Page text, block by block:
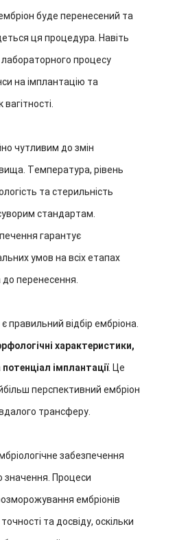
буде перенесений та
ця процедура. Навіть
процесу
на імплантацію та
чутливим до змін
Температура, рівень
та стерильність
стандартам.
гарантує
умов на всіх етапах
до перенесення.
відбір ембріона.
характеристики,
імплантації. Це
перспективний ембріон
трансферу.
забезпечення
значення. Процеси
ембріонів
та досвіду, оскільки